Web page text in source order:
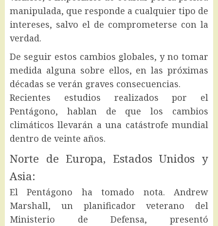
manipulada, que responde a cualquier tipo de
intereses, salvo el de comprometerse con la
verdad.
De seguir estos cambios globales, y no tomar
medida alguna sobre ellos, en las próximas
décadas se verán graves consecuencias.
Recientes estudios realizados por el
Pentágono, hablan de que los cambios
climáticos llevarán a una catástrofe mundial
dentro de veinte años.
Norte de Europa, Estados Unidos y
Asia:
El Pentágono ha tomado nota. Andrew
Marshall, un planificador veterano del
Ministerio de Defensa, presentó